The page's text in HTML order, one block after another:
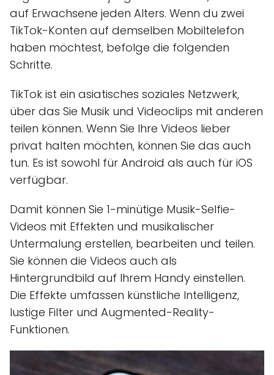
auf Erwachsene jeden Alters. Wenn du zwei
TikTok-Konten auf demselben Mobiltelefon
haben möchtest, befolge die folgenden
Schritte.
TikTok ist ein asiatisches soziales Netzwerk,
über das Sie Musik und Videoclips mit anderen
teilen können. Wenn Sie Ihre Videos lieber
privat halten möchten, können Sie das auch
tun. Es ist sowohl für Android als auch für iOS
verfügbar.
Damit können Sie 1-minütige Musik-Selfie-
Videos mit Effekten und musikalischer
Untermalung erstellen, bearbeiten und teilen.
Sie können die Videos auch als
Hintergrundbild auf Ihrem Handy einstellen.
Die Effekte umfassen künstliche Intelligenz,
lustige Filter und Augmented-Reality-
Funktionen.